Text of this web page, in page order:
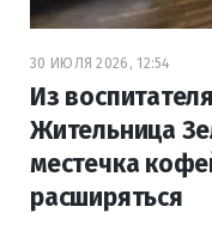
30 ИЮЛЯ 2026, 12:54
Из
Жительница
местечка
расширяться